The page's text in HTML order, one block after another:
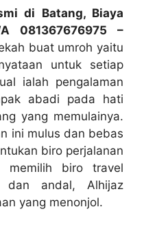
di Batang, Biaya
081367676975 –
buat umroh yaitu
untuk setiap
ialah pengalaman
abadi pada hati
yang memulainya.
ini mulus dan bebas
biro perjalanan
memilih biro travel
dan andal, Alhijaz
yang menonjol.